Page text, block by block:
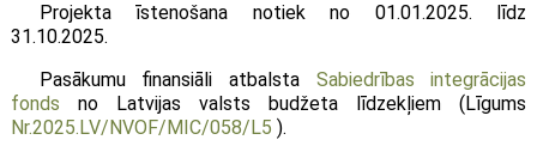
Projekta īstenošana notiek no 01.01.2025. līdz
31.10.2025.
Pasākumu finansiāli atbalsta Sabiedrības integrācijas
fonds no Latvijas valsts budžeta līdzekļiem (Līgums
Nr.2025.LV/NVOF/MIC/058/L5 ).